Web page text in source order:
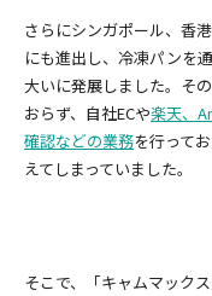
さらにシンガポール、香
にも進出し、冷凍パンを
大いに発展しました。そ
おらず、自社ECや楽天、
確認などの業務を行って
えてしまっていました。
そこで、「キャムマック